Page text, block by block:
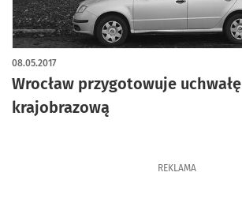
Wrocław przygotowuje uchwałę
krajobrazową
08.05.2017
REKLAMA